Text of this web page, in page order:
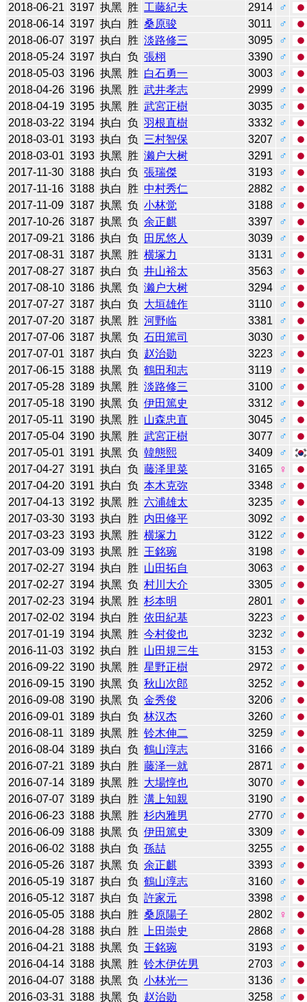
2018-06-21 3197 执黑 胜 工藤紀夫 2914
♂
2018-06-14 3197 执白 胜 桑原骏 3011
♂
2018-06-07 3197 执白 胜 淡路修三 3095
♂
2018-05-24 3197 执白 负 張栩 3390
♂
2018-05-03 3196 执黑 胜 白石勇一 3003
♂
2018-04-26 3196 执黑 胜 武井孝志 2999
♂
2018-04-19 3195 执黑 胜 武宮正樹 3035
♂
2018-03-22 3194 执白 负 羽根直樹 3332
♂
2018-03-01 3193 执白 负 三村智保 3207
♂
2018-03-01 3193 执黑 胜 濑户大树 3291
♂
2017-11-30 3188 执白 负 張瑞傑 3193
♂
2017-11-16 3188 执白 胜 中村秀仁 2882
♂
2017-11-09 3187 执黑 负 小林觉 3188
♂
2017-10-26 3187 执黑 负 余正麒 3397
♂
2017-09-21 3186 执白 负 田尻悠人 3039
♂
2017-08-31 3187 执黑 胜 横塚力 3131
♂
2017-08-27 3187 执白 负 井山裕太 3563
♂
2017-08-10 3186 执黑 负 濑户大树 3294
♂
2017-07-27 3187 执白 负 大垣雄作 3110
♂
2017-07-20 3187 执黑 胜 河野临 3381
♂
2017-07-06 3187 执黑 负 石田篤司 3030
♂
2017-07-01 3187 执白 负 赵治勋 3223
♂
2017-06-15 3188 执黑 负 鶴田和志 3119
♂
2017-05-28 3189 执黑 胜 淡路修三 3100
♂
2017-05-18 3190 执黑 负 伊田篤史 3312
♂
2017-05-11 3190 执黑 胜 山森忠直 3045
♂
2017-05-04 3190 执黑 胜 武宮正樹 3077
♂
2017-05-01 3191 执黑 负 韓態熙 3409
♂
2017-04-27 3191 执白 负 藤泽里菜 3165
♀
2017-04-20 3191 执白 负 本木克弥 3348
♂
2017-04-13 3192 执黑 胜 六浦雄太 3235
♂
2017-03-30 3193 执白 胜 内田修平 3092
♂
2017-03-23 3193 执黑 胜 横塚力 3122
♂
2017-03-09 3193 执黑 胜 王銘琬 3198
♂
2017-02-27 3194 执白 胜 山田拓自 3063
♂
2017-02-27 3194 执黑 负 村川大介 3305
♂
2017-02-23 3194 执黑 胜 杉本明 2801
♂
2017-02-02 3194 执白 胜 依田紀基 3223
♂
2017-01-19 3194 执黑 胜 今村俊也 3232
♂
2016-11-03 3192 执白 胜 山田規三生 3153
♂
2016-09-22 3190 执黑 胜 星野正樹 2972
♂
2016-09-15 3190 执黑 负 秋山次郎 3252
♂
2016-09-08 3190 执黑 负 金秀俊 3206
♂
2016-09-01 3189 执白 负 林汉杰 3260
♂
2016-08-11 3189 执黑 胜 铃木伸二 3259
♂
2016-08-04 3189 执白 负 鶴山淳志 3166
♂
2016-07-21 3189 执白 胜 藤泽一就 2871
♂
2016-07-14 3189 执黑 胜 大場惇也 3070
♂
2016-07-07 3189 执白 胜 溝上知親 3190
♂
2016-06-23 3188 执黑 胜 杉内雅男 2770
♂
2016-06-09 3188 执黑 负 伊田篤史 3309
♂
2016-06-02 3188 执白 负 孫喆 3255
♂
2016-05-26 3187 执黑 负 余正麒 3393
♂
2016-05-19 3187 执白 负 鶴山淳志 3160
♂
2016-05-12 3187 执白 负 許家元 3398
♂
2016-05-05 3188 执白 胜 桑原陽子 2802
♀
2016-04-28 3188 执白 胜 上田崇史 2868
♂
2016-04-21 3188 执黑 负 王銘琬 3193
♂
2016-04-14 3188 执黑 胜 铃木伊佐男 2703
♂
2016-04-07 3188 执黑 负 小林光一 3136
♂
2016-03-31 3188 执黑 负 赵治勋 3258
♂